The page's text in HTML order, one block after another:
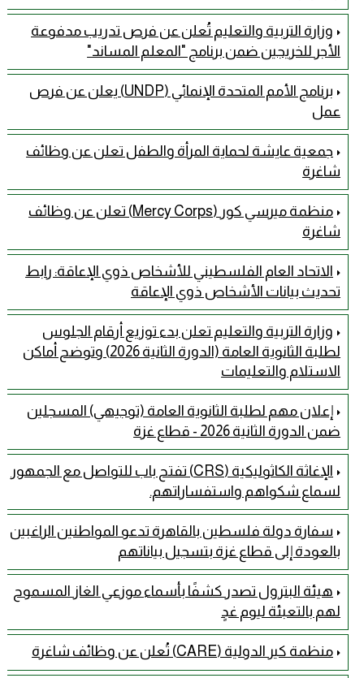
وزارة التربية والتعليم تُعلن عن فرص تدريب مدفوعة
الأجر للخريجين ضمن برنامج "المعلم المساند"
برنامج الأمم المتحدة الإنمائي (UNDP) يعلن عن فرص
عمل
جمعية عايشة لحماية المرأة والطفل تعلن عن وظائف
شاغرة
منظمة ميرسي كور (Mercy Corps) تعلن عن وظائف
شاغرة
الاتحاد العام الفلسطيني للأشخاص ذوي الإعاقة: رابط
تحديث بيانات الأشخاص ذوي الإعاقة
وزارة التربية والتعليم تعلن بدء توزيع أرقام الجلوس
لطلبة الثانوية العامة (الدورة الثانية 2026) وتوضح أماكن
الاستلام والتعليمات
إعلان مهم لطلبة الثانوية العامة (توجيهي) المسجلين
ضمن الدورة الثانية 2026 - قطاع غزة
الإغاثة الكاثوليكية (CRS) تفتح باب للتواصل مع الجمهور
لسماع شكواهم واستفساراتهم.
سفارة دولة فلسطين بالقاهرة تدعو المواطنين الراغبين
بالعودة إلى قطاع غزة بتسجيل بياناتهم
هيئة البترول تصدر كشفًا بأسماء موزعي الغاز المسموح
لهم بالتعبئة ليوم غدٍ
منظمة كير الدولية (CARE) تُعلن عن وظائف شاغرة